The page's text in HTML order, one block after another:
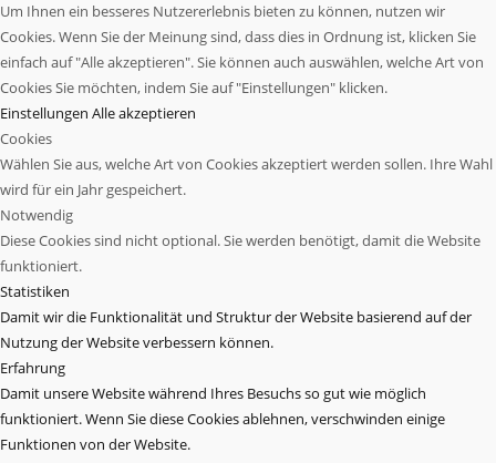
Um Ihnen ein besseres Nutzererlebnis bieten zu können, nutzen wir
Cookies. Wenn Sie der Meinung sind, dass dies in Ordnung ist, klicken Sie
einfach auf "Alle akzeptieren". Sie können auch auswählen, welche Art von
Cookies Sie möchten, indem Sie auf "Einstellungen" klicken.
Einstellungen Alle akzeptieren
Cookies
Wählen Sie aus, welche Art von Cookies akzeptiert werden sollen. Ihre Wahl
wird für ein Jahr gespeichert.
Notwendig
Diese Cookies sind nicht optional. Sie werden benötigt, damit die Website
funktioniert.
Statistiken
Damit wir die Funktionalität und Struktur der Website basierend auf der
Nutzung der Website verbessern können.
Erfahrung
Damit unsere Website während Ihres Besuchs so gut wie möglich
funktioniert. Wenn Sie diese Cookies ablehnen, verschwinden einige
Funktionen von der Website.